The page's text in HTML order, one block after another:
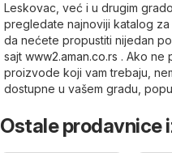
Leskovac, već i u drugim
pregledate najnoviji katalog
da nećete propustiti nijedan
sajt www2.aman.co.rs . Ako ne
proizvode koji vam trebaju,
dostupne u vašem gradu,
Ostale prodavnice